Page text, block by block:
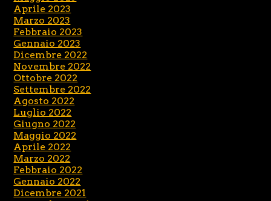
Aprile 2023
Marzo 2023
Febbraio 2023
Gennaio 2023
Dicembre 2022
Novembre 2022
Ottobre 2022
Settembre 2022
Agosto 2022
Luglio 2022
Giugno 2022
Maggio 2022
Aprile 2022
Marzo 2022
Febbraio 2022
Gennaio 2022
Dicembre 2021